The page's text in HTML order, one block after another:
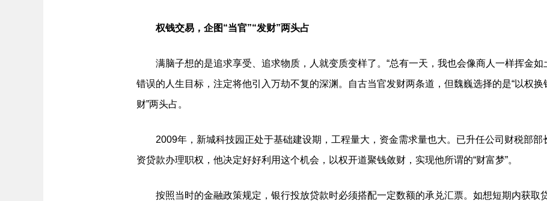
权钱交易，企图“当官”“发财”两头占
满脑子想的是追求享受、追求物质，人就变质变样了。“总有一天，我也会像商人一样挥金如
错误的人生目标，注定将他引入万劫不复的深渊。自古当官发财两条道，但魏巍选择的是“以权换
财”两头占。
2009年，新城科技园正处于基础建设期，工程量大，资金需求量也大。已升任公司财税部部
资贷款办理职权，他决定好好利用这个机会，以权开道聚钱敛财，实现他所谓的“财富梦”。
按照当时的金融政策规定，银行投放贷款时必须搭配一定数额的承兑汇票。如想短期内获取